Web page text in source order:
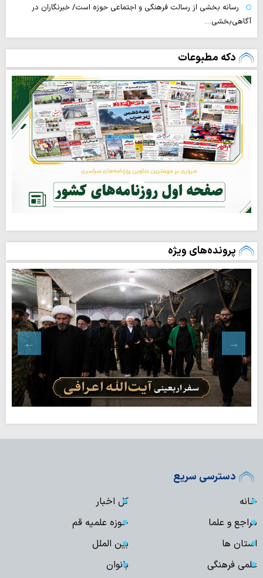
رسانه بخشی از رسالت فرهنگی و اجتماعی حوزه است/ خبرنگاران در
آگاهی‌بخشی…
دکه مطبوعات
پرونده‌های ویژه
دسترسی سریع
خانه
کل اخبار
مراجع و علما
حوزه علمیه قم
استان ها
بین الملل
علمی فرهنگی
بانوان